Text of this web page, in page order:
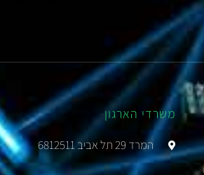
משרדי הארגון
המרד 29 תל אביב 6812511